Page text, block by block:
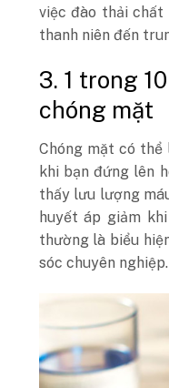
việc đào thải
thanh niên đến
3. 1 trong
chóng mặt
Chóng mặt có thể
khi bạn đứng lên
thấy lưu lượng
huyết áp giảm
thường là biểu
sóc chuyên nghiệp.